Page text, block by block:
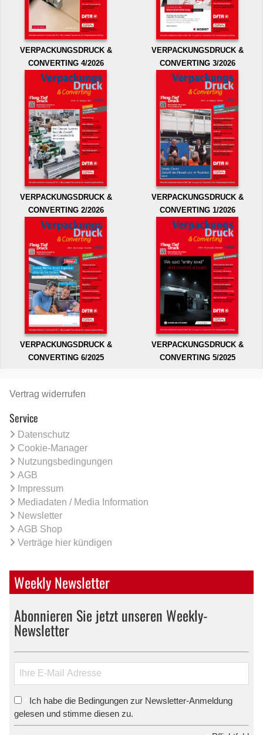
VERPACKUNGSDRUCK &
CONVERTING 4/2026
VERPACKUNGSDRUCK &
CONVERTING 3/2026
VERPACKUNGSDRUCK &
CONVERTING 2/2026
VERPACKUNGSDRUCK &
CONVERTING 1/2026
VERPACKUNGSDRUCK &
CONVERTING 6/2025
VERPACKUNGSDRUCK &
CONVERTING 5/2025
Vertrag widerrufen
Service
Datenschutz
Cookie-Manager
Nutzungsbedingungen
AGB
Impressum
Mediadaten / Media Information
Newsletter
AGB Shop
Verträge hier kündigen
Weekly Newsletter
Abonnieren Sie jetzt unseren Weekly-
Newsletter
Ich habe die Bedingungen zur Newsletter-Anmeldung
gelesen und stimme diesen zu.